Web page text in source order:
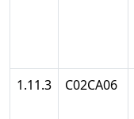
1.11.3 С02СА06